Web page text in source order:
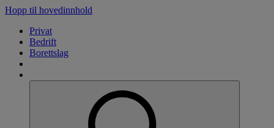
Hopp til hovedinnhold
Privat
Bedrift
Borettslag